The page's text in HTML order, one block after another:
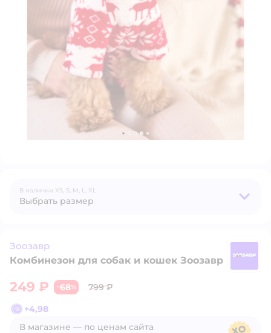
В наличии XS, S, M, L, XL
Выбрать размер
Зоозавр
Комбинезон для собак и кошек Зоозавр
249 ₽ −68%
799 ₽
+4,98
В магазине — по ценам сайта